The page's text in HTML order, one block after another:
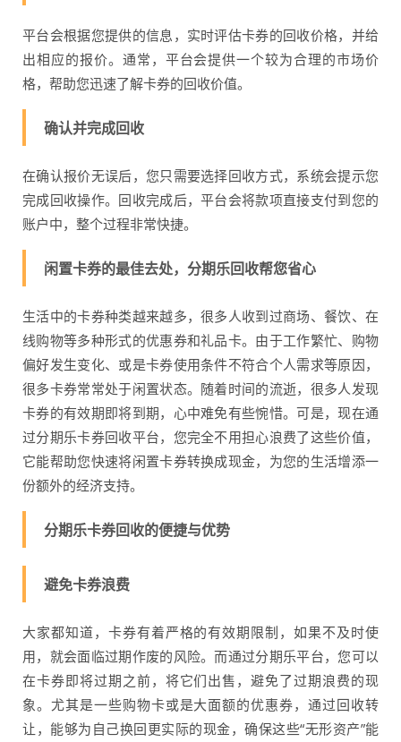
平台会根据您提供的信息，实时评估卡券的回收价格，并给
出相应的报价。通常，平台会提供一个较为合理的市场价
格，帮助您迅速了解卡券的回收价值。
确认并完成回收
在确认报价无误后，您只需要选择回收方式，系统会提示您
完成回收操作。回收完成后，平台会将款项直接支付到您的
账户中，整个过程非常快捷。
闲置卡券的最佳去处，分期乐回收帮您省心
生活中的卡券种类越来越多，很多人收到过商场、餐饮、在
线购物等多种形式的优惠券和礼品卡。由于工作繁忙、购物
偏好发生变化、或是卡券使用条件不符合个人需求等原因，
很多卡券常常处于闲置状态。随着时间的流逝，很多人发现
卡券的有效期即将到期，心中难免有些惋惜。可是，现在通
过分期乐卡券回收平台，您完全不用担心浪费了这些价值，
它能帮助您快速将闲置卡券转换成现金，为您的生活增添一
份额外的经济支持。
分期乐卡券回收的便捷与优势
避免卡券浪费
大家都知道，卡券有着严格的有效期限制，如果不及时使
用，就会面临过期作废的风险。而通过分期乐平台，您可以
在卡券即将过期之前，将它们出售，避免了过期浪费的现
象。尤其是一些购物卡或是大面额的优惠券，通过回收转
让，能够为自己换回更实际的现金，确保这些“无形资产”能